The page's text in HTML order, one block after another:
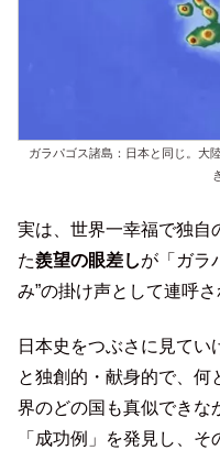
ガラパゴス諸島：日本と同じ。大
実は、世界一幸福で独自
た羨望の眼差しが「ガラ
み”の掛け声として連呼
日本史をつぶさに見て
と独創的・献身的で、何
界のどの国も真似できな
「成功例」を発見し、